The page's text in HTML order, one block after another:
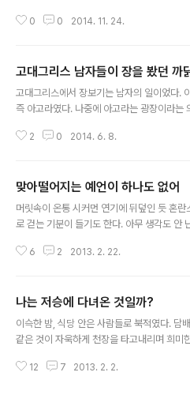
(더가 분명히 들렸는데 그게 왜 들렸는지는
0 0 2014. 11. 24.
고대그리스 남자들이 장을 봤던 까
고대그리스에서 장보기는 남자의 일이었다.
즉 아고라였다. 나중에 아고라는 광장이라는
세기 무렵 그리스에는 종이가 없었다. 파피루
그렇게 할 수 없었으므로 야심을 가진 정치지
신을 알릴 수밖에 없었다. 당시 그리스인들
민관이나 원로원의 일원이 되는 것이었을 것
2 0 2014. 6. 8.
맞아떨어지는 예언이 하나도 없어
머릿속이 온통 시커먼 연기에 뒤덮인 듯 혼
로 걷는 기분이 들기도 한다. 아무 생각도 안
심심풀이땅콩으로 에 대해 썼던 적이 있다.
기에는 사실은 또 얼마나 많은 불합리가 내포
우선 나이에 대한 이야기였다. 트로이 멸망
부모인 펠레우스와 테티스의 결혼식에서 비
6 2 2013. 2. 22.
나는 저승에 다녀온 것일까?
이슥한 밤, 식당 안은 사람들로 북적였다. 담
같은 것이 자욱하게 천장을 타고내리며 희미
로 생긴 부엌에선 세 명의 여자가 일을 하고
12 7 2013. 2. 2.